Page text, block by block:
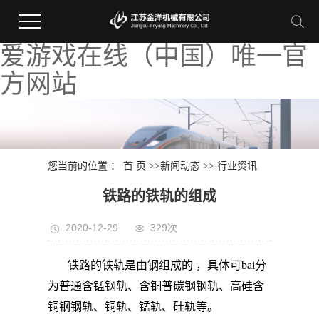
爱游戏在线（中国）唯一官
方网站
您当前的位置 ：首 页 >>新闻动态 >>行业资讯
铁路的铁轨的组成
2020-12-29 329次
铁路的铁轨是由钢组成的 ，具体可bai分
为普通含锰钢轨、含铜普碳钢钢轨、高硅含
铜钢钢轨、铜轨、锰轨、硅轨等。